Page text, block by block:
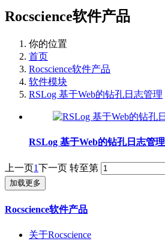
Rocscience软件产品
你的位置
首页
Rocscience软件产品
软件模块
RSLog 基于Web的钻孔日志管理
RSLog 基于Web的钻孔日志管理
上一页1下一页 转至第
加载更多
Rocscience软件产品
关于Rocscience